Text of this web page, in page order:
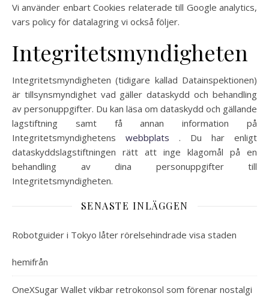
Vi använder enbart Cookies relaterade till Google analytics,
vars policy för datalagring vi också följer.
Integritetsmyndigheten
Integritetsmyndigheten (tidigare kallad Datainspektionen)
är tillsynsmyndighet vad gäller dataskydd och behandling
av personuppgifter. Du kan läsa om dataskydd och gällande
lagstiftning samt få annan information på
Integritetsmyndighetens webbplats . Du har enligt
dataskyddslagstiftningen rätt att inge klagomål på en
behandling av dina personuppgifter till
Integritetsmyndigheten.
SENASTE INLÄGGEN
Robotguider i Tokyo låter rörelsehindrade visa staden
hemifrån
OneXSugar Wallet vikbar retrokonsol som förenar nostalgi